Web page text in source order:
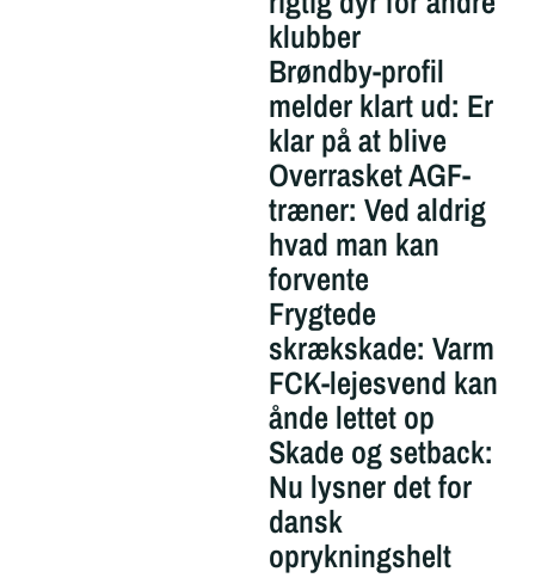
klubber
Brøndby-profil
melder klart ud: Er
klar på at blive
Overrasket AGF-
træner: Ved aldrig
hvad man kan
forvente
Frygtede
skrækskade: Varm
FCK-lejesvend kan
ånde lettet op
Skade og setback:
Nu lysner det for
dansk
oprykningshelt